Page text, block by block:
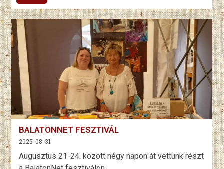
BALATONNET FESZTIVÁL
2025-08-31
Augusztus 21-24. között négy napon át vettünk részt